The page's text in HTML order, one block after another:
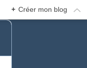
+ Créer mon blog